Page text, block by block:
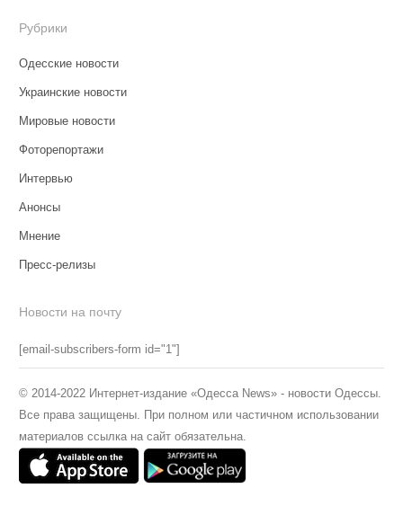
Рубрики
Одесские новости
Украинские новости
Мировые новости
Фоторепортажи
Интервью
Анонсы
Мнение
Пресс-релизы
Новости на почту
[email-subscribers-form id="1"]
© 2014-2022 Интернет-издание «Одесса News» - новости Одессы.
Все права защищены. При полном или частичном использовании
материалов ссылка на сайт обязательна.